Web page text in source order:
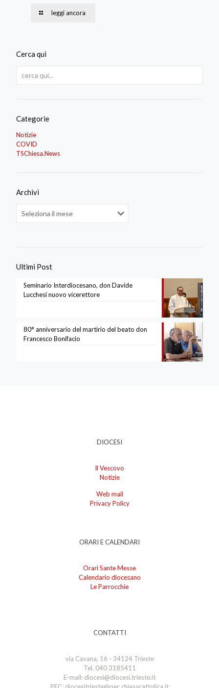
leggi ancora
Cerca qui
Categorie
Notizie
COVID
TSChiesa.News
Archivi
Ultimi Post
Seminario Interdiocesano, don Davide
Lucchesi nuovo vicerettore
80° anniversario del martirio del beato don
Francesco Bonifacio
DIOCESI
Il Vescovo
Notizie
Web mail
Privacy Policy
ORARI E CALENDARI
Orari Sante Messe
Calendario diocesano
Le Parrocchie
CONTATTI
via Cavana, 16 - 34124 Trieste
Tel. 040 3185411
E-mail: diocesi@diocesi.trieste.it
PEC: diocesitrieste@pec.chiesacattolica.it